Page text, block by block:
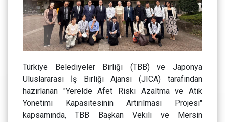
Türkiye Belediyeler Birliği (TBB) ve Japonya
Uluslararası İş Birliği Ajansı (JICA) tarafından
hazırlanan "Yerelde Afet Riski Azaltma ve Atık
Yönetimi Kapasitesinin Artırılması Projesi"
kapsamında, TBB Başkan Vekili ve Mersin